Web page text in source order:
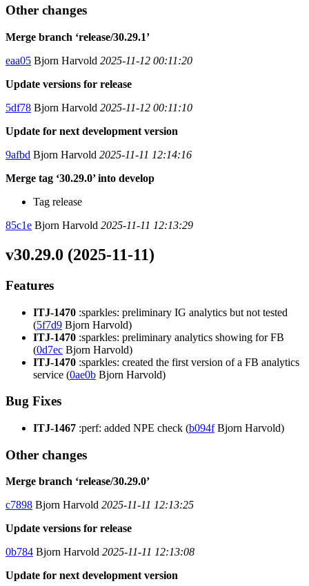
Other changes
Merge branch ‘release/30.29.1’
eaa05 Bjorn Harvold 2025-11-12 00:11:20
Update versions for release
5df78 Bjorn Harvold 2025-11-12 00:11:10
Update for next development version
9afbd Bjorn Harvold 2025-11-11 12:14:16
Merge tag ‘30.29.0’ into develop
Tag release
85c1e Bjorn Harvold 2025-11-11 12:13:29
v30.29.0 (2025-11-11)
Features
ITJ-1470 :sparkles: preliminary IG analytics but not tested
(5f7d9 Bjorn Harvold)
ITJ-1470 :sparkles: preliminary analytics showing for FB
(0d7ec Bjorn Harvold)
ITJ-1470 :sparkles: created the first version of a FB analytics
service (0ae0b Bjorn Harvold)
Bug Fixes
ITJ-1467 :perf: added NPE check (b094fBjorn Harvold)
Other changes
Merge branch ‘release/30.29.0’
c7898 Bjorn Harvold 2025-11-11 12:13:25
Update versions for release
0b784 Bjorn Harvold 2025-11-11 12:13:08
Update for next development version